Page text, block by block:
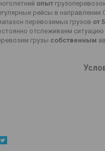
опыт
рейсы в направлении
перевозимых грузов от
отслеживаем
грузы собственным